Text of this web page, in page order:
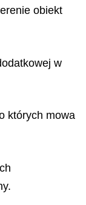
obiekt
w
których mowa